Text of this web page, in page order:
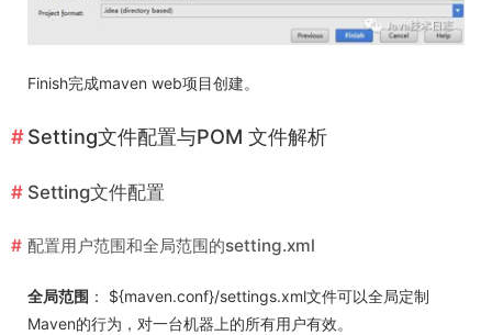
Finish完成maven web项目创建。
Setting文件配置与POM 文件解析
Setting文件配置
配置用户范围和全局范围的setting.xml
全局范围 ： ${maven.conf}/settings.xml文件可以全局定制
Maven的行为，对一台机器上的所有用户有效。